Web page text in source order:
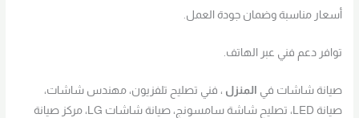
أسعار مناسبة وضمان جودة العمل.
توافر دعم فني عبر الهاتف.
صيانة شاشات في المنزل ، فني تصليح تلفزيون، مهندس شاشات،
صيانة LED، تصليح شاشة سامسونج، صيانة شاشات LG، مركز صيانة